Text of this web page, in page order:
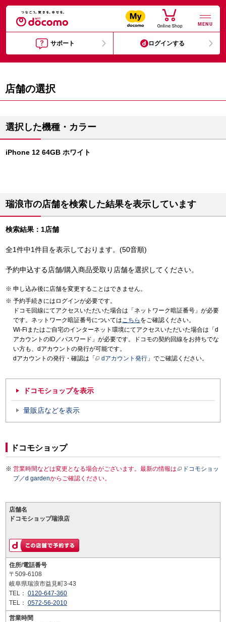
MENU
サポート ログインする
店舗の選択
選択した機種・カラー
iPhone 12 64GB ホワイト
瑞浪市の店舗を検索した結果を表示しています
検索結果：1店舗
全1件中1件目を表示しております。(50音順)
予約申込する店舗/購入商品受取り店舗を選択してください。
申し込み後に店舗を変更することはできません。
予約手続きにはログインが必要です。
ドコモ回線にてアクセスいただいた場合は「ネットワーク暗証番号」が必要
です。ネットワーク暗証番号についてはこちら をご確認ください。
Wi-Fiまたはご自宅のインターネット環境にてアクセスいただいた場合は「d
アカウントのID／パスワード」が必要です。ドコモの契約回線をお持ちでな
い方も、dアカウントの発行が可能です。
dアカウントの発行・確認は「
dアカウント発行 」でご確認ください。
ドコモショップを表示
量販店などを表示
ドコモショップ
営業時間などは変更となる場合がございます。最新の情報は
ドコモショッ
プ／d gardenからご確認ください。
店舗名
ドコモショップ瑞浪店
住所/電話番号
〒509-6108
岐阜県瑞浪市益見町3-43
TEL： 0120-647-360
TEL： 0572-56-2010
営業時間